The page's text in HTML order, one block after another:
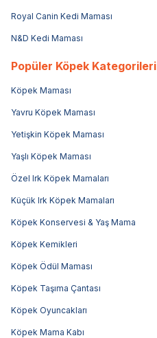
Royal Canin Kedi Maması
N&D Kedi Maması
Popüler Köpek Kategorileri
Köpek Maması
Yavru Köpek Maması
Yetişkin Köpek Maması
Yaşlı Köpek Maması
Özel Irk Köpek Mamaları
Küçük Irk Köpek Mamaları
Köpek Konservesi & Yaş Mama
Köpek Kemikleri
Köpek Ödül Maması
Köpek Taşıma Çantası
Köpek Oyuncakları
Köpek Mama Kabı